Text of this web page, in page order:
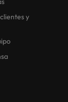
y